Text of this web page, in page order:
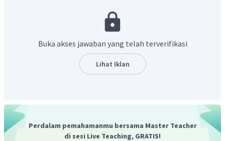
Perubahan entalpi pelarutan gas klorin di pilihan ganda
yang paling mendekati adalah
Buka akses jawaban yang telah terverifikasi
Lihat Iklan
Perdalam pemahamanmu bersama Master Teacher
di sesi Live Teaching, GRATIS!